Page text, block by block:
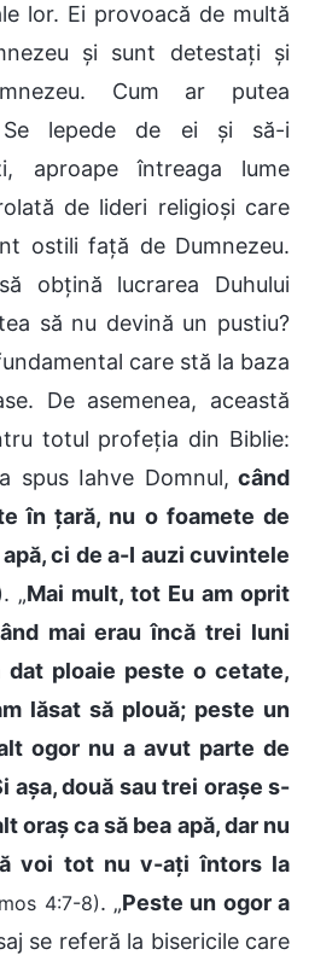
lor. Ei provoacă de multă
și sunt detestați și
Cum ar putea
Se lepede de ei și să-i
aproape întreaga lume
de lideri religioși care
ostili față de Dumnezeu.
obțină lucrarea Duhului
să nu devină un pustiu?
care stă la baza
De asemenea, această
totul profeția din Biblie:
a spus Iahve Domnul, când
în țară, nu o foamete de
ci de a-I auzi cuvintele
. „Mai mult, tot Eu am oprit
mai erau încă trei luni
dat ploaie peste o cetate,
lăsat să plouă; peste un
ogor nu a avut parte de
așa, două sau trei orașe s-
oraș ca să bea apă, dar nu
voi tot nu v-ați întors la
4:7-8). „Peste un ogor a
se referă la bisericile care